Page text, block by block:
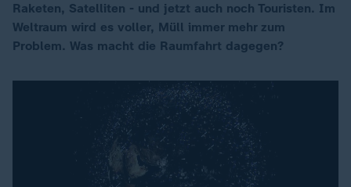
Raketen, Satelliten - und jetzt auch noch Touristen. Im
Weltraum wird es voller, Müll immer mehr zum
Problem. Was macht die Raumfahrt dagegen?